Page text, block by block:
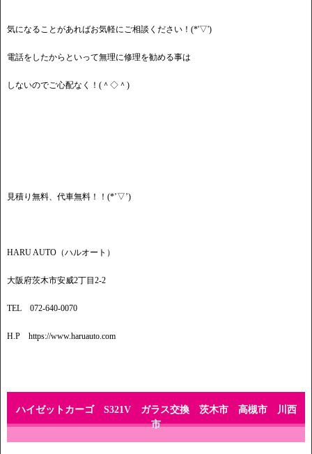
気になることがあればお気軽にご相談ください！(*'▽')
電話をしたからといって無理に修理を勧める事は
しないのでご心配なく！(＾◇＾)
見積り無料、代車無料！！(*’▽’)
HARU AUTO（ハルオート）
大阪府茨木市安威2丁目2-2
TEL 072-640-0070
H.P https://www.haruauto.com
ハイゼットカーゴ S321V ガラス交換 茨木市 高槻市 川西
市